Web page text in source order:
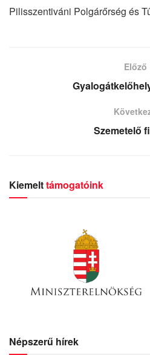
Pilisszentiváni Polgárőrség és
Előző
Szemetelő
Kiemelttámogatóink
Népszerű hírek